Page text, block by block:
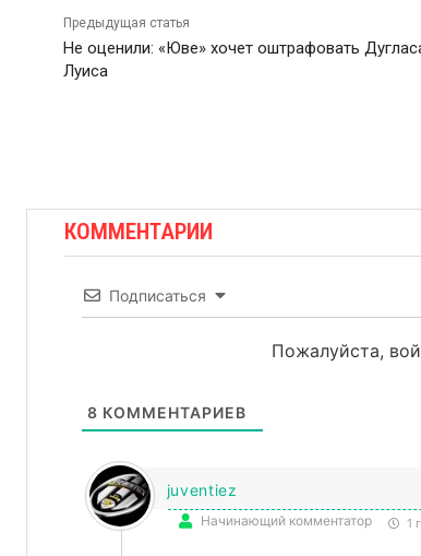
Предыдущая статья
Не оценили: «Юве» хочет оштрафовать
Луиса
КОММЕНТАРИИ
Подписаться
Пожалуйста,
8 КОММЕНТАРИЕВ
juventiez
Начинающий комментатор 1